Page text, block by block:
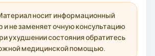
носит информационный
и не заменяет очную консультацию
ухудшении состояния обратитесь
медицинской помощью.